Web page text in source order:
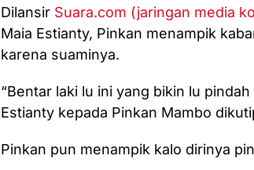
Dilansir Suara.com (jaringan media
Maia Estianty, Pinkan menampik
karena suaminya.
“Bentar laki lu ini yang bikin lu
Estianty kepada Pinkan Mambo
Pinkan pun menampik kalo dirinya